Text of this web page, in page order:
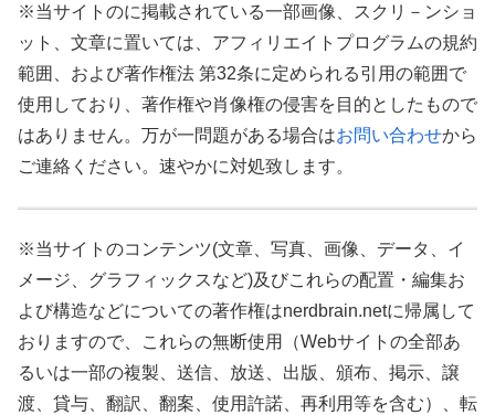
※当サイトのに掲載されている一部画像、スクリ－ンショ
ット、文章に置いては、アフィリエイトプログラムの規約
範囲、および著作権法 第32条に定められる引用の範囲で
使用しており、著作権や肖像権の侵害を目的としたもので
はありません。万が一問題がある場合はお問い合わせから
ご連絡ください。速やかに対処致します。
※当サイトのコンテンツ(文章、写真、画像、データ、イ
メージ、グラフィックスなど)及びこれらの配置・編集お
よび構造などについての著作権はnerdbrain.netに帰属して
おりますので、これらの無断使用（Webサイトの全部あ
るいは一部の複製、送信、放送、出版、頒布、掲示、譲
渡、貸与、翻訳、翻案、使用許諾、再利用等を含む）、転